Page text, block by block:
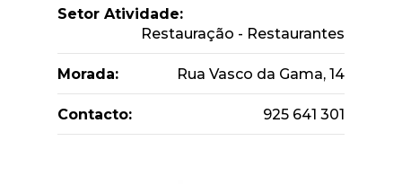
Setor Atividade:
Restauração - Restaurantes
Morada: Rua Vasco da Gama, 14
Contacto: 925 641 301